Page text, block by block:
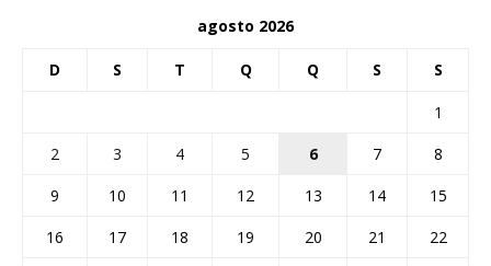
agosto 2026
D S T Q Q S S
1
2
3 4 5 6 7
8
9
10 11 12 13 14
15
16
17 18 19 20 21
22